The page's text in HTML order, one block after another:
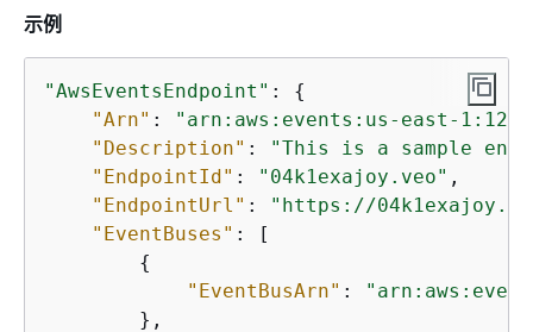
示例
"AwsEventsEndpoint" : {
"Arn" :
"arn:aws:events:us-east-
"Description" :
"This is a sample
"EndpointId" : "04k1exajoy.veo" ,
"EndpointUrl" :
"https://
"EventBuses" : [
{
"EventBusArn" :
        },